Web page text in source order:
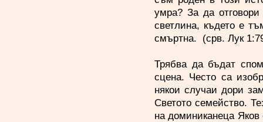
умра? За да
светлина, където е
смъртна. (срв. Лук
Трябва да бъдат
сцена. Често са
някои случаи дори
Светото семейство.
на доминиканеца Яков